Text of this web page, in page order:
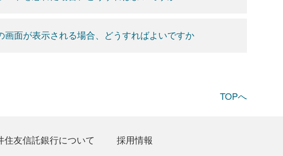
面が表示される場合、どうすればよいですか
TOPへ
住友信託銀行について 採用情報